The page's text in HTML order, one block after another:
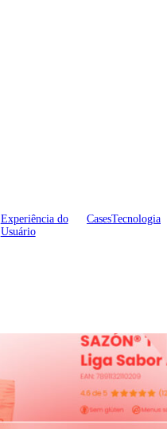
Experiência do
Usuário
CasesTecnologia